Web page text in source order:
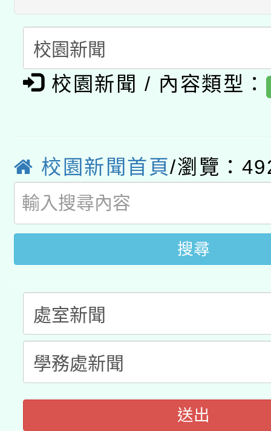
暨閱讀推動專業研習
科技賦能─人工智慧
礎課程
A3數位素養講師名單
「數位內容與教學軟體
業技術研究院辦理「
用水績優單位及節水達
動」
115年8月22日(星期六
桃園市孔廟祈福系列
開 智慧啟航」
2026年桃園地景藝術
校園新聞 / 內容類型：
校園新聞首頁/瀏覽：
搜尋
送出